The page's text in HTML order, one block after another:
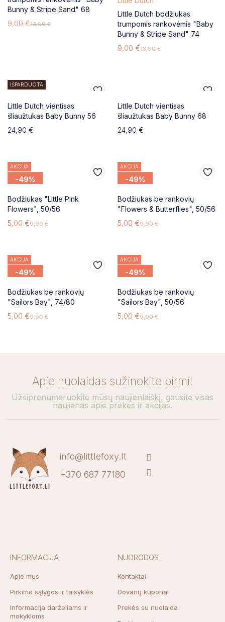
Bunny & Stripe Sand" 68
13,90€
9,00 €
Little Dutch bodžiukas
trumpomis rankovėmis "Baby
Bunny & Stripe Sand" 74
13,90€
9,00 €
IŠPARDUOTA
Little Dutch vientisas
šliaužtukas Baby Bunny 56
24,90 €
Little Dutch vientisas
šliaužtukas Baby Bunny 68
24,90 €
-49%
AKCIJA
Bodžiukas "Little Pink
Flowers", 50/56
9,90€
5,00 €
-49%
AKCIJA
Bodžiukas be rankovių
"Flowers & Butterflies", 50/56
9,90€
5,00 €
-49%
AKCIJA
Bodžiukas be rankovių
"Sailors Bay", 74/80
9,90€
5,00 €
-49%
AKCIJA
Bodžiukas be rankovių
"Sailors Bay", 50/56
9,90€
5,00 €
Apie nuolaidas sužinokite pirmi!
Užsiprenumeruokite mūsų naujienlaiškį, gausite visas
naujienas apie prekes ir akcijas.
NUORODOS
Kontaktai
Dovanų kuponai
Prekės su nuolaida
INFORMACIJA
Apie mus
Pirkimo sąlygos ir taisyklės
Informacija darželiams ir
mokykloms
info@littlefoxy.lt
+370 687 77180